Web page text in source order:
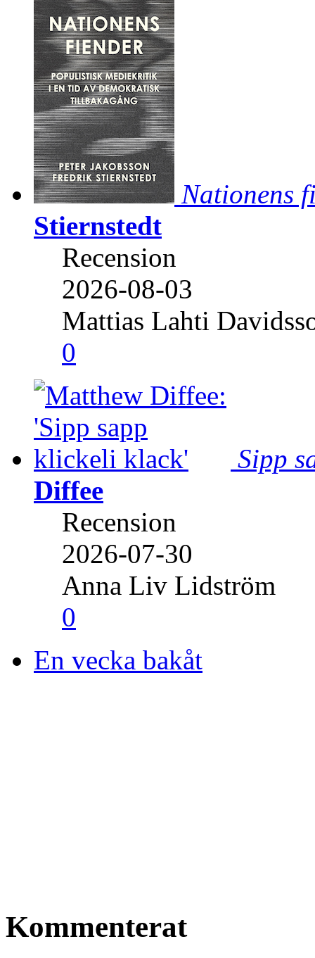
Nationens
Stiernstedt
Recension
2026-08-03
Mattias Lahti
0
Sipp
Diffee
Recension
2026-07-30
Anna Liv Lidström
0
En vecka bakåt
Kommenterat